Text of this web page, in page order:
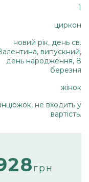
1
циркон
новий рік, день св.
випускний,
день народження, 8
березня
жінок
не входить у
вартість.
грн